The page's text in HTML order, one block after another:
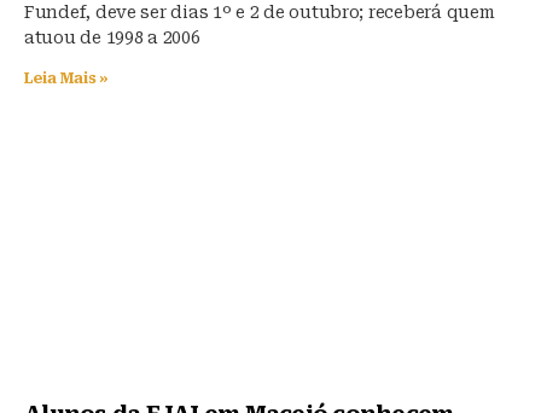
Fundef, deve ser dias 1º e 2 de outubro; receberá quem
atuou de 1998 a 2006
Leia Mais »